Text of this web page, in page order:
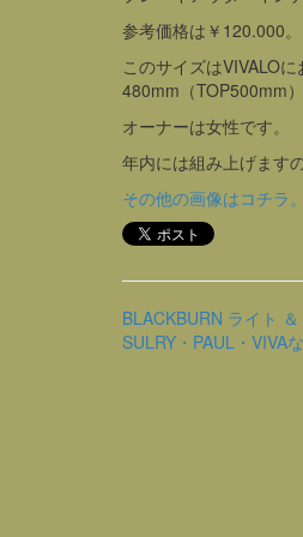
参考価格は￥120.000。
このサイズはVIVALO
480mm（TOP500mm）
オーナーは女性です。
年内には組み上げます
その他の画像はコチラ。
BLACKBURN ライト
SULRY・PAUL・VIVA